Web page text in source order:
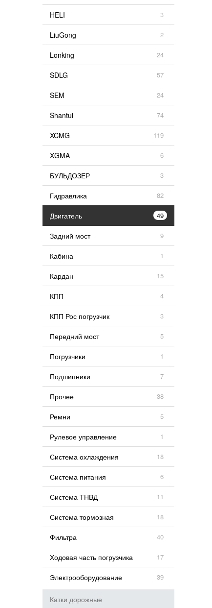
HELI 3
LiuGong 2
Lonking 24
SDLG 57
SEM 24
Shantui 74
XCMG 119
XGMA 6
БУЛЬДОЗЕР 3
Гидравлика 82
Двигатель 49
Задний мост 9
Кабина 1
Кардан 15
КПП 4
КПП Рос погрузчик 3
Передний мост 5
Погрузчики 1
Подшипники 7
Прочее 38
Ремни 5
Рулевое управление 1
Система охлаждения 18
Система питания 6
Система ТНВД 11
Система тормозная 18
Фильтра 40
Ходовая часть погрузчика 17
Электрооборудование 39
Катки дорожные